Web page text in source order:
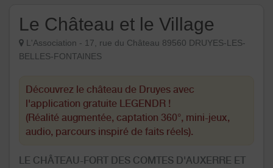
Le Château et le Village
L'Association - 17, rue du Château 89560 DRUYES-LES-
BELLES-FONTAINES
Découvrez le château de Druyes avec
l'application gratuite LEGENDR !
(Réalité augmentée, captation 360°, mini-jeux,
audio, parcours inspiré de faits réels).
LE CHÂTEAU-FORT DES COMTES D'AUXERRE ET